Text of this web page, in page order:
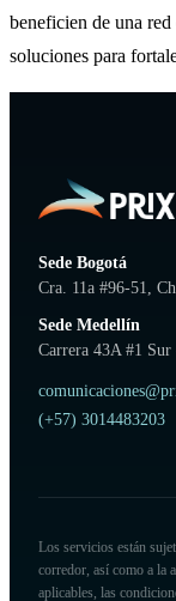
beneficien de una
soluciones para
Sede Bogotá
Cra. 11a #96-51,
Sede Medellín
Carrera 43A #1 Sur
(+57) 3014483203
Los servicios están
corredor, así como a la
aplicables, las